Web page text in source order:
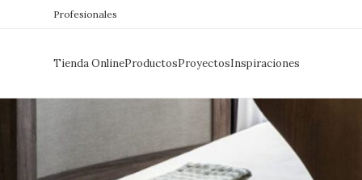
Profesionales
Tienda OnlineProductosProyectosInspiraciones